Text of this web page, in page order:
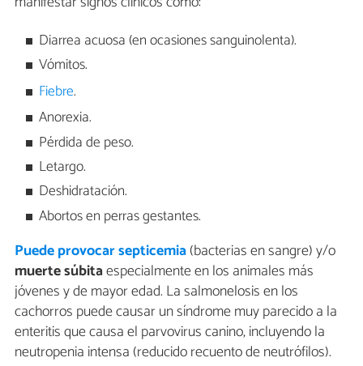
Diarrea acuosa (en ocasiones sanguinolenta).
Vómitos.
Fiebre.
Anorexia.
Pérdida de peso.
Letargo.
Deshidratación.
Abortos en perras gestantes.
Puede provocar septicemia(bacterias en sangre) y/o
muerte súbitaespecialmente en los animales más
jóvenes y de mayor edad. La salmonelosis en los
cachorros puede causar un síndrome muy parecido a la
enteritis que causa el parvovirus canino, incluyendo la
neutropenia intensa (reducido recuento de neutrófilos).